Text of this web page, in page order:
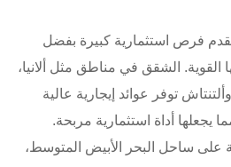
تقدم فرص استثمارية كبيرة بفضل
القوية. الشقق في مناطق مثل ألانيا،
توفر عوائد إيجارية عالية
يجعلها أداة استثمارية مربحة.
على ساحل البحر الأبيض المتوسط،